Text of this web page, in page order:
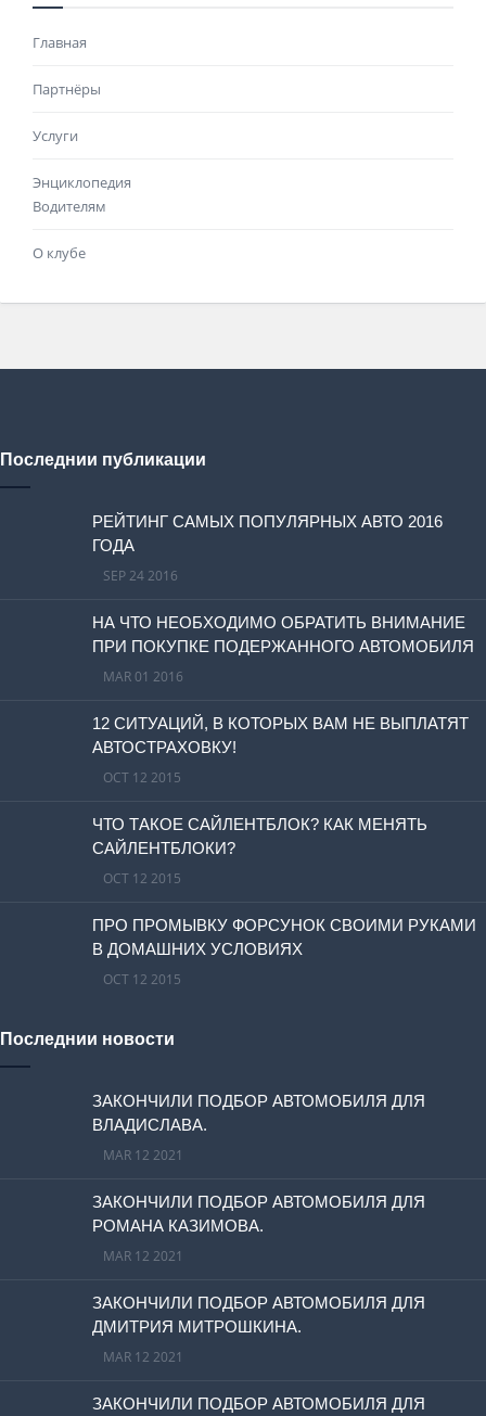
Главная
Партнёры
Услуги
Энциклопедия
Водителям
О клубе
Последнии публикации
РЕЙТИНГ САМЫХ ПОПУЛЯРНЫХ АВТО 2016
ГОДА
SEP 24 2016
НА ЧТО НЕОБХОДИМО ОБРАТИТЬ ВНИМАНИЕ
ПРИ ПОКУПКЕ ПОДЕРЖАННОГО АВТОМОБИЛЯ
MAR 01 2016
12 СИТУАЦИЙ, В КОТОРЫХ ВАМ НЕ ВЫПЛАТЯТ
АВТОСТРАХОВКУ!
OCT 12 2015
ЧТО ТАКОЕ САЙЛЕНТБЛОК? КАК МЕНЯТЬ
САЙЛЕНТБЛОКИ?
OCT 12 2015
ПРО ПРОМЫВКУ ФОРСУНОК СВОИМИ РУКАМИ
В ДОМАШНИХ УСЛОВИЯХ
OCT 12 2015
Последнии новости
ЗАКОНЧИЛИ ПОДБОР АВТОМОБИЛЯ ДЛЯ
ВЛАДИСЛАВА.
MAR 12 2021
ЗАКОНЧИЛИ ПОДБОР АВТОМОБИЛЯ ДЛЯ
РОМАНА КАЗИМОВА.
MAR 12 2021
ЗАКОНЧИЛИ ПОДБОР АВТОМОБИЛЯ ДЛЯ
ДМИТРИЯ МИТРОШКИНА.
MAR 12 2021
ЗАКОНЧИЛИ ПОДБОР АВТОМОБИЛЯ ДЛЯ